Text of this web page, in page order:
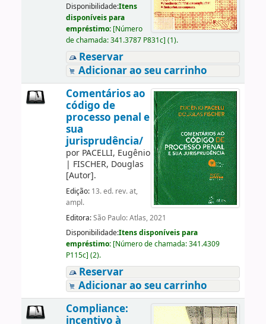
Disponibilidade:Itens
disponíveis para
empréstimo: [Número
de chamada:341.3787 P831c] (1).
Reservar
Adicionar ao seu carrinho
Comentários ao
código de
processo penal e
sua
jurisprudência/
por PACELLI, Eugênio
| FISCHER, Douglas
[Autor].
Edição: 13. ed. rev. at,
ampl.
Editora:São Paulo: Atlas, 2021
Disponibilidade:Itens disponíveis para
empréstimo: [Número de chamada:341.4309
P115c] (2).
Reservar
Adicionar ao seu carrinho
Compliance:
incentivo à